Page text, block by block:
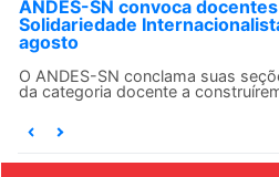
ANDES-SN convoca
Solidariedade
agosto
O ANDES-SN conclama suas
da categoria docente a